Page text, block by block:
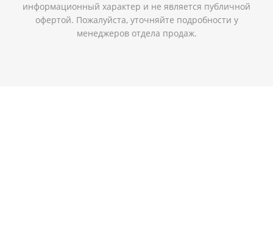
информационный характер и не является публичной
офертой. Пожалуйста, уточняйте подробности у
менеджеров отдела продаж.